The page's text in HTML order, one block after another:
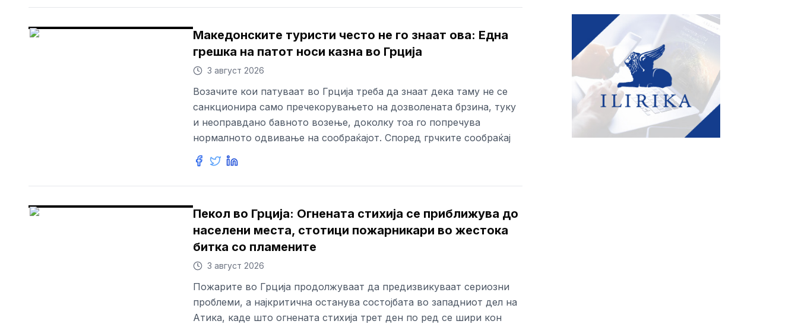
Македонските туристи често не го знаат ова: Една
грешка на патот носи казна во Грција
3 август 2026
Возачите кои патуваат во Грција треба да знаат дека таму не се
санкционира само пречекорувањето на дозволената брзина, туку
и неоправдано бавното возење, доколку тоа го попречува
нормалното одвивање на сообраќајот. Според грчките сообраќај
Пекол во Грција: Огнената стихија се приближува до
населени места, стотици пожарникари во жестока
битка со пламените
3 август 2026
Пожарите во Грција продолжуваат да предизвикуваат сериозни
проблеми, а најкритична останува состојбата во западниот дел на
Атика, каде што огнената стихија трет ден по ред се шири кон